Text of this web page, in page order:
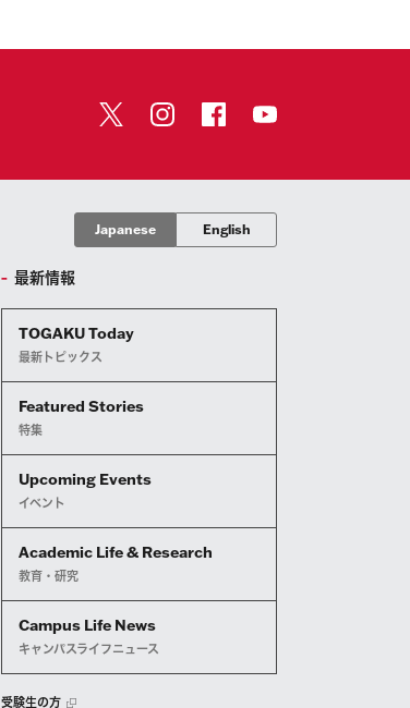
Japanese English
最新情報
TOGAKU Today
最新トピックス
Featured Stories
特集
Upcoming Events
イベント
Academic Life & Research
教育・研究
Campus Life News
キャンパスライフニュース
受験生の方